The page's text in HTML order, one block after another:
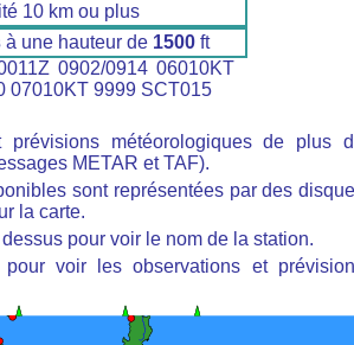
10 km ou plus
à une hauteur de 1500 ft
0902/0914 06010KT
07010KT 9999 SCT015
prévisions météorologiques de plus
METAR et TAF).
sont représentées par des
la carte.
pour voir le nom de la station.
voir les observations et